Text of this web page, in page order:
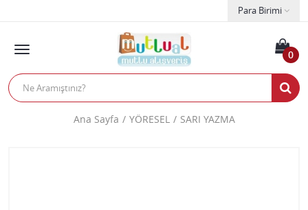
Para Birimi
0
Ana Sayfa YÖRESEL SARI YAZMA